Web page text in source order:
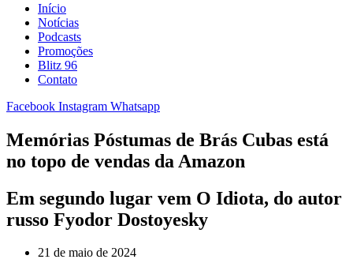
Início
Notícias
Podcasts
Promoções
Blitz 96
Contato
Facebook Instagram Whatsapp
Memórias Póstumas de Brás Cubas está
no topo de vendas da Amazon
Em segundo lugar vem O Idiota, do autor
russo Fyodor Dostoyesky
21 de maio de 2024